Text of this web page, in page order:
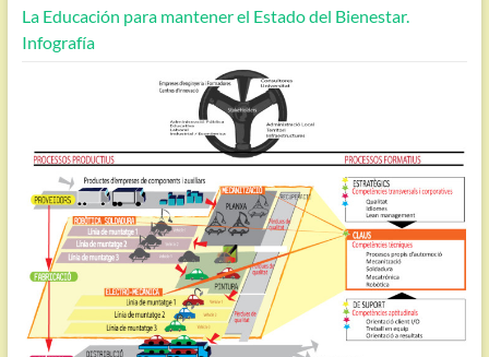
La Educación para mantener el Estado del Bienestar.
Infografía